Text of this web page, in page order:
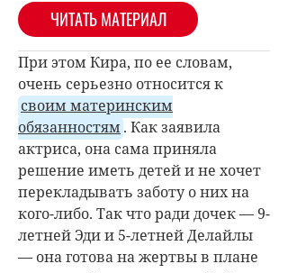
ЧИТАТЬ МАТЕРИАЛ
При этом Кира, по ее словам,
очень серьезно относится к
своим материнским
обязанностям. Как заявила
актриса, она сама приняла
решение иметь детей и не хочет
перекладывать заботу о них на
кого-либо. Так что ради дочек — 9-
летней Эди и 5-летней Делайлы
— она готова на жертвы в плане